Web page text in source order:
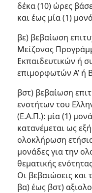
δέκα (10) ώρες
και έως μία (1)
βε) βεβαίωση
Μείζονος
Εκπαιδευτικών ή
επιμορφωτών Α’ ή
βστ) βεβαίωση
ενοτήτων του
(Ε.Α.Π.): μία (1)
κατανέμεται ως
ολοκλήρωση
μονάδες για την
θεματικής
Οι βεβαιώσεις και
βα) έως βστ)